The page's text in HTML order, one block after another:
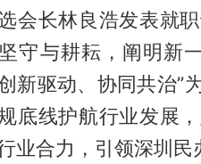
会长林良浩发表就
守与耕耘，阐明新
新驱动、协同共治”
底线护航行业发展
业合力，引领深圳民